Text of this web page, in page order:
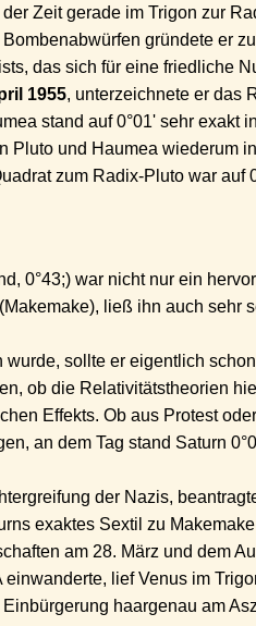
Zeit gerade im Trigon zur
gründete er
das sich für eine friedliche
1955, unterzeichnete er das
stand auf 0°01' sehr exakt
Pluto und Haumea wiederum
zum Radix-Pluto war auf
0°43;) war nicht nur ein
ließ ihn auch sehr
sollte er eigentlich
ob die Relativitätstheorien
Effekts. Ob aus Protest
an dem Tag stand Saturn
der Nazis,
exaktes Sextil zu
am 28. März und dem
lief Venus im
haargenau am